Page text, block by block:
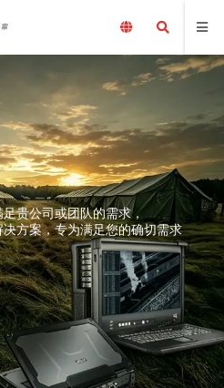
贵公司或团队的需求，
方案，专为满足您的确切需求